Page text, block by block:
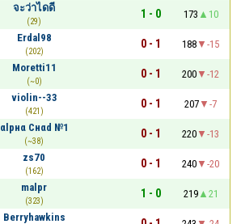
จะว่าไดดี
(29)
1 - 0 173
10
Erdal98
(202)
0 - 1 188
-15
Moretti11
(~0)
0 - 1 200
-12
violin--33
(421)
0 - 1 207
-7
αlрнα Cнαd №1
(~38)
0 - 1 220
-13
zs70
(162)
0 - 1 240
-20
malpr
(323)
1 - 0 219
21
Berryhawkins